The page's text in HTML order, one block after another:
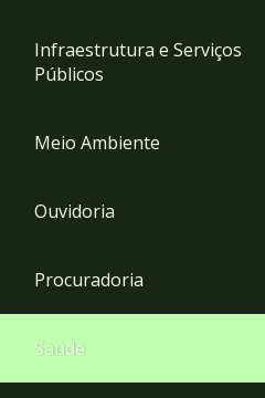
Infraestrutura e Serviços
Públicos
Meio Ambiente
Ouvidoria
Procuradoria
Saúde